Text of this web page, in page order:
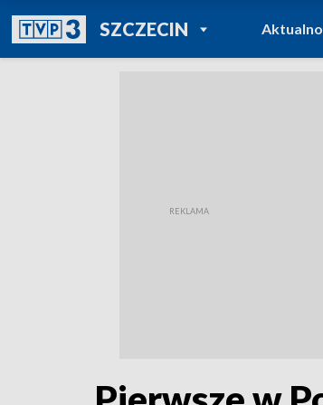
SZCZECINPOWRÓT DO
TVP REGIONY